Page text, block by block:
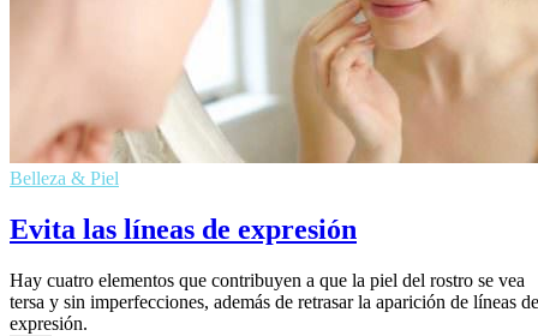
Belleza & Piel
Evita las líneas de expresión
Hay cuatro elementos que contribuyen a que la piel del rostro se vea
tersa y sin imperfecciones, además de retrasar la aparición de líneas de
expresión.